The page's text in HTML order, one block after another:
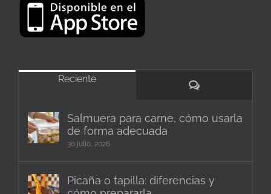
Reciente
Comentarios
Salmuera para carne, cómo usarla
de forma adecuada
30 julio, 2026
Picaña o tapilla: diferencias y